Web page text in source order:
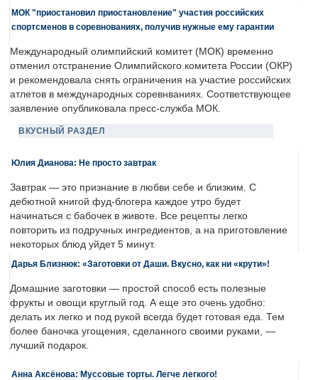
МОК "приостановил приостановление" участия российских
спортсменов в соревнованиях, получив нужные ему гарантии
Международный олимпийский комитет (МОК) временно
отменил отстранение Олимпийского комитета России (ОКР)
и рекомендовала снять ограничения на участие российских
атлетов в международных соревнваниях. Соответствующее
заявление опубликовала пресс-служба МОК.
ВКУСНЫЙ РАЗДЕЛ
Юлия Дианова: Не просто завтрак
Завтрак — это признание в любви себе и близким. С
дебютной книгой фуд-блогера каждое утро будет
начинаться с бабочек в животе. Все рецепты легко
повторить из подручных ингредиентов, а на приготовление
некоторых блюд уйдет 5 минут.
Дарья Близнюк: «Заготовки от Даши. Вкусно, как ни «крути»!
Домашние заготовки — простой способ есть полезные
фрукты и овощи круглый год. А еще это очень удобно:
делать их легко и под рукой всегда будет готовая еда. Тем
более баночка угощения, сделанного своими руками, —
лучший подарок.
Анна Аксёнова: Муссовые торты. Легче легкого!